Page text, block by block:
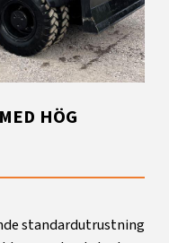
HÖG
standardutrustning